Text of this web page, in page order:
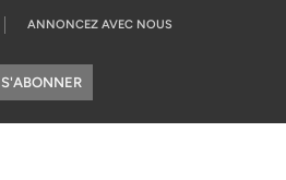
ANNONCEZ AVEC NOUS
S'ABONNER